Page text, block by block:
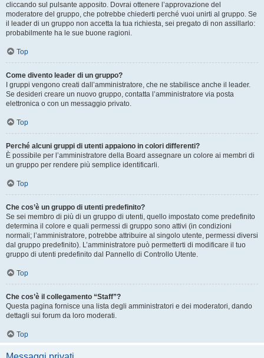
cliccando sul pulsante apposito. Dovrai ottenere l’approvazione del
moderatore del gruppo, che potrebbe chiederti perché vuoi unirti al gruppo. Se
il leader di un gruppo non accetta la tua richiesta, sei pregato di non assillarlo:
probabilmente ha le sue buone ragioni.
Top
Come divento leader di un gruppo?
I gruppi vengono creati dall’amministratore, che ne stabilisce anche il leader.
Se desideri creare un nuovo gruppo, contatta l’amministratore via posta
elettronica o con un messaggio privato.
Top
Perché alcuni gruppi di utenti appaiono in colori differenti?
È possibile per l’amministratore della Board assegnare un colore ai membri di
un gruppo per rendere più semplice identificarli.
Top
Che cos’è un gruppo di utenti predefinito?
Se sei membro di più di un gruppo di utenti, quello impostato come predefinito
determina il colore e quali permessi di gruppo sono attivi (in condizioni
normali; l’amministratore, potrebbe attribuire al singolo utente, permessi diversi
dal gruppo predefinito). L’amministratore può permetterti di modificare il tuo
gruppo di utenti predefinito dal Pannello di Controllo Utente.
Top
Che cos’è il collegamento “Staff”?
Questa pagina fornisce una lista degli amministratori e dei moderatori, dando
dettagli sui forum da loro moderati.
Top